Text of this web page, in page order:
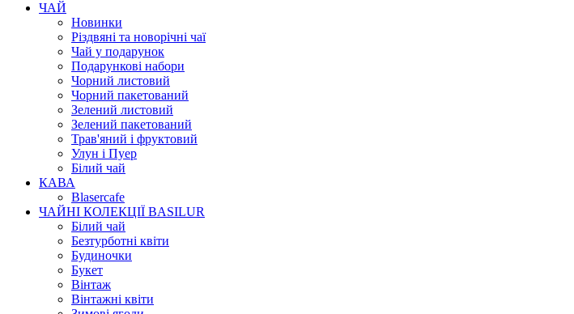
ЧАЙ
Новинки
Різдвяні та новорічні чаї
Чай у подарунок
Подарункові набори
Чорний листовий
Чорний пакетований
Зелений листовий
Зелений пакетований
Трав'яний і фруктовий
Улун і Пуер
Білий чай
КАВА
Blasercafe
ЧАЙНІ КОЛЕКЦІЇ BASILUR
Білий чай
Безтурботні квіти
Будиночки
Букет
Вінтаж
Вінтажні квіти